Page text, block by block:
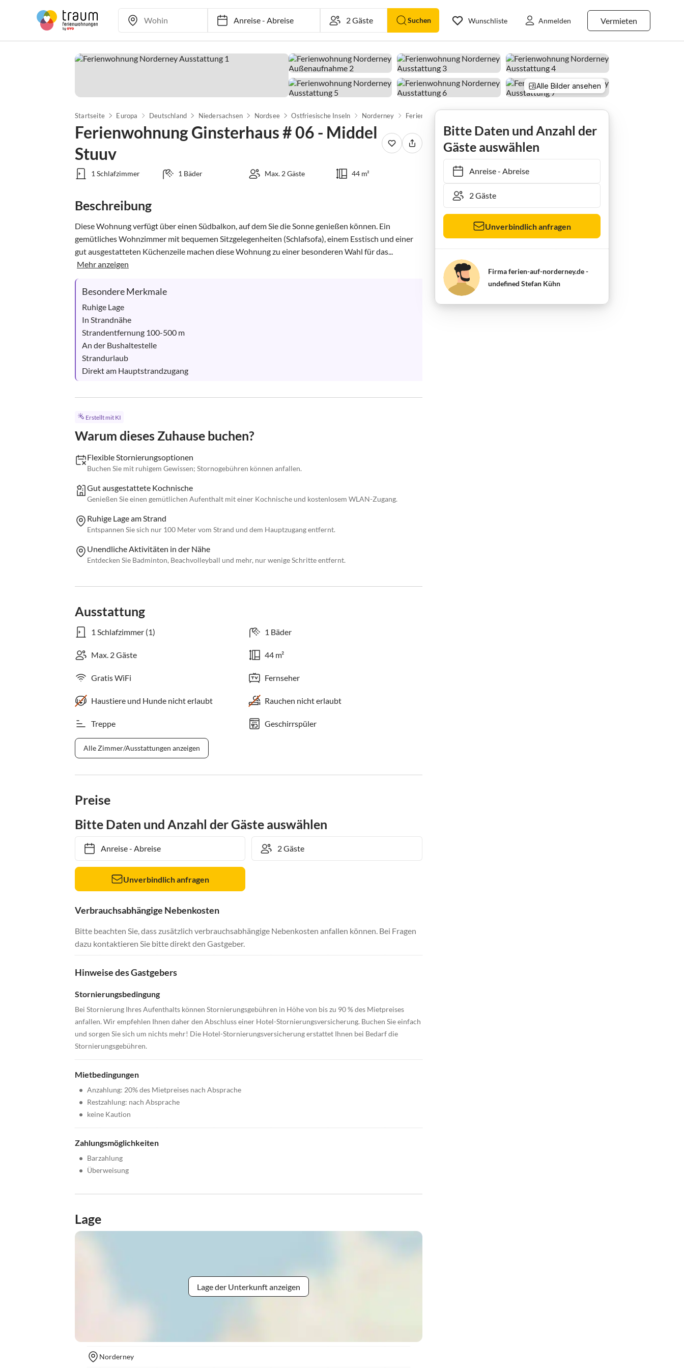
Anreise-Abreise Suchen Vermieten
Wunschliste Anmelden
Alle Bilder ansehen
Startseite Europa Deutschland Niedersachsen Nordsee Ostfriesische Inseln Norderney
Ferienwohnung Ginsterhaus # 06 - Middel
Stuuv
1 Schlafzimmer 1 Bäder Max. 2 Gäste 44 m²
Beschreibung
Diese Wohnung verfügt über einen Südbalkon, auf dem Sie die Sonne genießen können. Ein
gemütliches Wohnzimmer mit bequemen Sitzgelegenheiten (Schlafsofa), einem Esstisch und einer
gut ausgestatteten Küchenzeile machen diese Wohnung zu einer besonderen Wahl für das...
Mehr anzeigen
Besondere Merkmale
Ruhige Lage
In Strandnähe
Strandentfernung 100-500 m
An der Bushaltestelle
Strandurlaub
Direkt am Hauptstrandzugang
Erstellt mit KI
Warum dieses Zuhause buchen?
Flexible Stornierungsoptionen
Buchen Sie mit ruhigem Gewissen; Stornogebühren können anfallen.
Gut ausgestattete Kochnische
Genießen Sie einen gemütlichen Aufenthalt mit einer Kochnische und kostenlosem WLAN-Zugang.
Ruhige Lage am Strand
Entspannen Sie sich nur 100 Meter vom Strand und dem Hauptzugang entfernt.
Unendliche Aktivitäten in der Nähe
Entdecken Sie Badminton, Beachvolleyball und mehr, nur wenige Schritte entfernt.
Ausstattung
1 Schlafzimmer (1) 1 Bäder
Max. 2 Gäste 44 m²
Gratis WiFi Fernseher
Haustiere und Hunde nicht erlaubt Rauchen nicht erlaubt
Treppe Geschirrspüler
Alle Zimmer/Ausstattungen anzeigen
Preise
Bitte Daten und Anzahl der Gäste auswählen
Anreise- Abreise
Unverbindlich anfragen
Verbrauchsabhängige Nebenkosten
Bitte beachten Sie, dass zusätzlich verbrauchsabhängige Nebenkosten anfallen können. Bei Fragen
dazu kontaktieren Sie bitte direkt den Gastgeber.
Hinweise des Gastgebers
Stornierungsbedingung
Bei Stornierung Ihres Aufenthalts können Stornierungsgebühren in Höhe von bis zu 90 % des Mietpreises
anfallen. Wir empfehlen Ihnen daher den Abschluss einer Hotel-Stornierungsversicherung. Buchen Sie einfach
und sorgen Sie sich um nichts mehr! Die Hotel-Stornierungsversicherung erstattet Ihnen bei Bedarf die
Stornierungsgebühren.
Mietbedingungen
• Anzahlung: 20% des Mietpreises nach Absprache
• Restzahlung: nach Absprache
• keine Kaution
Zahlungsmöglichkeiten
• Barzahlung
• Überweisung
Lage
Lage der Unterkunft anzeigen
Norderney
Bitte Daten und Anzahl der
Gäste auswählen
Anreise- Abreise
Unverbindlich anfragen
Firma ferien-auf-norderney.de -
undefined Stefan Kühn